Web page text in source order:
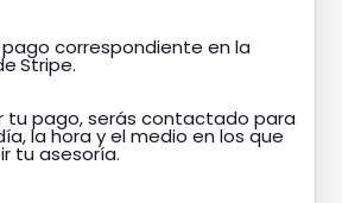
pago correspondiente en la
Stripe.
tu pago, serás contactado para
la hora y el medio en los que
tu asesoría.